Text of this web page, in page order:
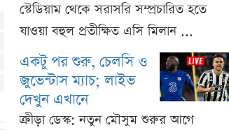
স্টেডিয়াম থেকে সরাসরি সম্প্রচারিত হতে
যাওয়া বহুল প্রতীক্ষিত এসি মিলান ...
একটু পর শুরু, চেলসি ও
জুভেন্টাস ম্যাচ; লাইভ
দেখুন এখানে
ক্রীড়া ডেস্ক: নতুন মৌসুম শুরুর আগে